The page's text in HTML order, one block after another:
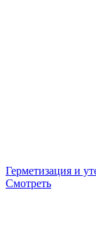
Герметизация и
Смотреть